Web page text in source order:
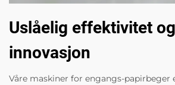
Uslåelig effektivitet og
innovasjon
Våre maskiner for engangs-papirbeger